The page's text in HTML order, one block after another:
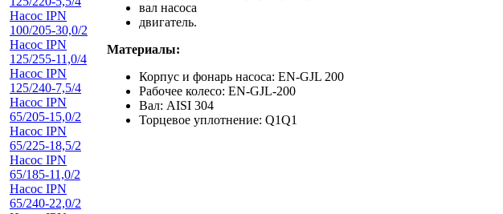
Насос IPN
100/205-30,0/2
Насос IPN
125/255-11,0/4
Насос IPN
125/240-7,5/4
Насос IPN
65/205-15,0/2
Насос IPN
65/225-18,5/2
Насос IPN
65/185-11,0/2
Насос IPN
65/240-22,0/2
вал насоса
двигатель.
Материалы:
Корпус и фонарь насоса: EN-GJL 200
Рабочее колесо: EN-GJL-200
Вал: AISI 304
Торцевое уплотнение: Q1Q1